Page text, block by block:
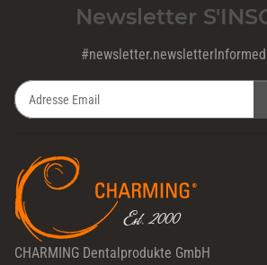
Newsletter
CHARMING Dentalprodukte GmbH